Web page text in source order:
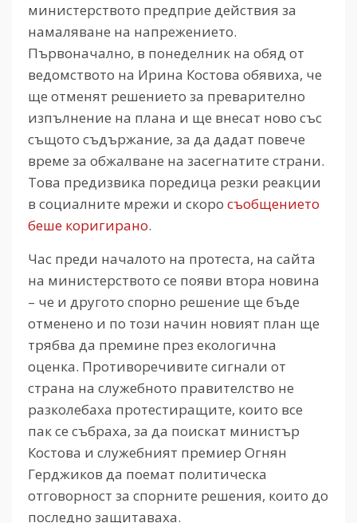
министерството предприе действия за
намаляване на напрежението.
Първоначално, в понеделник на обяд от
ведомството на Ирина Костова обявиха, че
ще отменят решението за преварително
изпълнение на плана и ще внесат ново със
същото съдържание, за да дадат повече
време за обжалване на засегнатите страни.
Това предизвика поредица резки реакции
в социалните мрежи и скоро съобщението
беше коригирано.
Час преди началото на протеста, на сайта
на министерството се появи втора новина
– че и другото спорно решение ще бъде
отменено и по този начин новият план ще
трябва да премине през екологична
оценка. Противоречивите сигнали от
страна на служебното правителство не
разколебаха протестиращите, които все
пак се събраха, за да поискат министър
Костова и служебният премиер Огнян
Герджиков да поемат политическа
отговорност за спорните решения, които до
последно защитаваха.